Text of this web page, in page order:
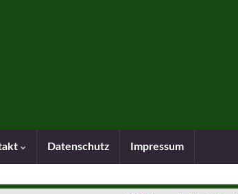
Datenschutz Impressum